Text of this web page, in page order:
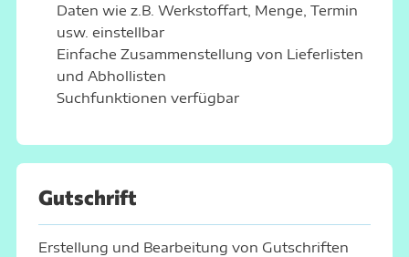
Daten wie z.B. Werkstoffart, Menge, Termin
usw. einstellbar
Einfache Zusammenstellung von Lieferlisten
und Abhollisten
Suchfunktionen verfügbar
Gutschrift
Erstellung und Bearbeitung von Gutschriften